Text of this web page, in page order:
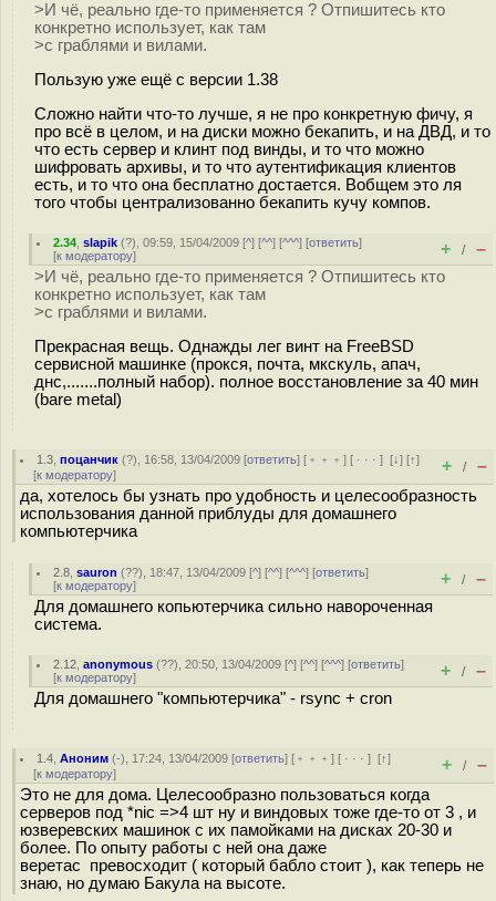
>И чё, реально где-то применяется ? Отпишитесь кто
конкретно использует, как там
>с граблями и вилами.
Пользую уже ещё с версии 1.38
Сложно найти что-то лучше, я не про конкретную фичу, я
про всё в целом, и на диски можно бекапить, и на ДВД, и то
что есть сервер и клинт под винды, и то что можно
шифровать архивы, и то что аутентификация клиентов
есть, и то что она бесплатно достается. Вобщем это ля
того чтобы централизованно бекапить кучу компов.
2.34 ,slapik (?), 09:59, 15/04/2009 [^] [^^] [^^^] [ответить]
[к модератору] + / –
>И чё, реально где-то применяется ? Отпишитесь кто
конкретно использует, как там
>с граблями и вилами.
Прекрасная вещь. Однажды лег винт на FreeBSD
сервисной машинке (прокся, почта, мкскуль, апач,
днс,.......полный набор). полное восстановление за 40 мин
(bare metal)
1.3 ,поцанчик (?), 16:58, 13/04/2009 [ответить] [ ﹢﹢﹢] [ · · ·][↓] [↑]
[к модератору] + / –
да, хотелось бы узнать про удобность и целесообразность
использования данной приблуды для домашнего
компьютерчика
2.8 ,sauron (??), 18:47, 13/04/2009 [^] [^^] [^^^] [ответить]
[к модератору] + / –
Для домашнего копьютерчика сильно навороченная
система.
2.12 ,anonymous (??), 20:50, 13/04/2009 [^] [^^] [^^^] [ответить]
[к модератору] + / –
Для домашнего "компьютерчика" - rsync + cron
1.4 ,Аноним (-), 17:24, 13/04/2009 [ответить] [ ﹢﹢﹢] [ · · ·][↑]
[к модератору] + / –
Это не для дома. Целесообразно пользоваться когда
серверов под *nic =>4 шт ну и виндовых тоже где-то от 3 , и
юзверевских машинок с их памойками на дисках 20-30 и
более. По опыту работы с ней она даже
веретас превосходит ( который бабло стоит ), как теперь не
знаю, но думаю Бакула на высоте.